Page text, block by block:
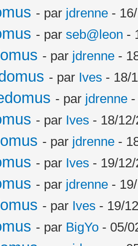
- par jdrenne -
- par seb@leon -
- par jdrenne -
- par Ives - 18/
- par jdrenne
- par Ives - 18/
- par jdrenne -
- par Ives - 19/
- par jdrenne -
- par Ives - 19/
- par BigYo - 05/